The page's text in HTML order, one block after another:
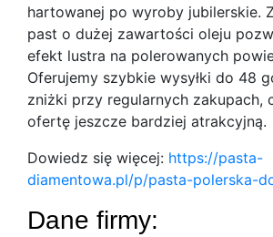
hartowanej po wyroby jubilerskie.
past o dużej zawartości oleju
efekt lustra na polerowanych
Oferujemy szybkie wysyłki do 48
zniżki przy regularnych zakupach,
ofertę jeszcze bardziej atrakcyjną.
Dowiedz się więcej: https://pasta-
diamentowa.pl/p/pasta-polerska-
Dane firmy: